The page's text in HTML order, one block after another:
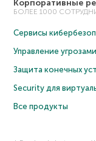
Корпоративные
БОЛЕЕ 1000
Сервисы
Управление
Защита конечных
Security для
Все продукты